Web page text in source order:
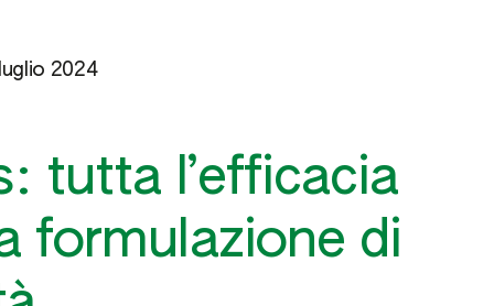
2024
tutta l’efficacia
formulazione di